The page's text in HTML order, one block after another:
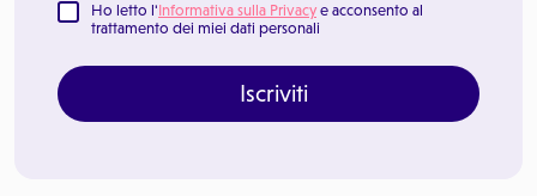
Ho letto l'Informativa sulla Privacy e acconsento al
trattamento dei miei dati personali
Iscriviti